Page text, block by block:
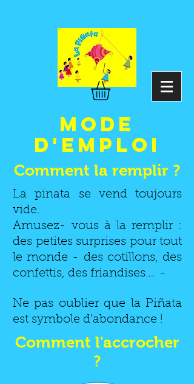
mode
d'emploi
Comment la remplir ?
La pinata se vend toujours
vide.
Amusez- vous à la remplir :
des petites surprises pour tout
le monde - des cotillons, des
confettis, des friandises…. -
Ne pas oublier que la Piñata
est symbole d’abondance !
Comment l'accrocher
?